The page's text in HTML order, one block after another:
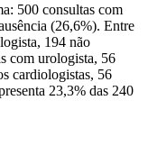
500 consultas com
(26,6%). Entre
194 não
com urologista, 56
cardiologistas, 56
23,3% das 240